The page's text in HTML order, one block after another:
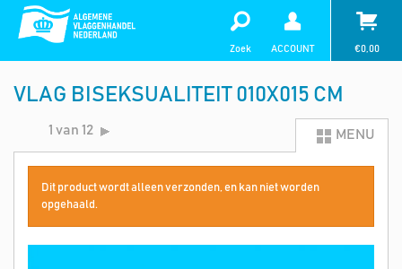
Zoek ACCOUNT €0,00
VLAG BISEKSUALITEIT 010X015 CM
1 van 12 MENU
Dit product wordt alleen verzonden, en kan niet worden
opgehaald.